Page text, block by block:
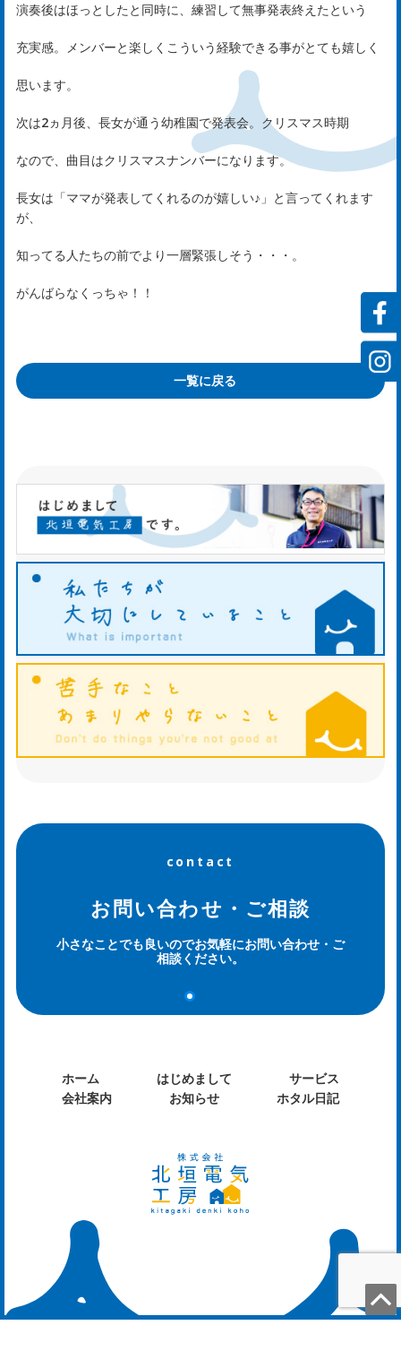
演奏後はほっとしたと同時に、練習して無事発表終えたという
充実感。メンバーと楽しくこういう経験できる事がとても嬉しく
思います。
次は2ヵ月後、長女が通う幼稚園で発表会。クリスマス時期
なので、曲目はクリスマスナンバーになります。
長女は「ママが発表してくれるのが嬉しい♪」と言ってくれます
が、
知ってる人たちの前でより一層緊張しそう・・・。
がんばらなくっちゃ！！
一覧に戻る
contact
お問い合わせ・ご相談
小さなことでも良いのでお気軽にお問い合わせ・ご
相談ください。
ホーム はじめまして
サービス
会社案内
お知らせ ホタル日記